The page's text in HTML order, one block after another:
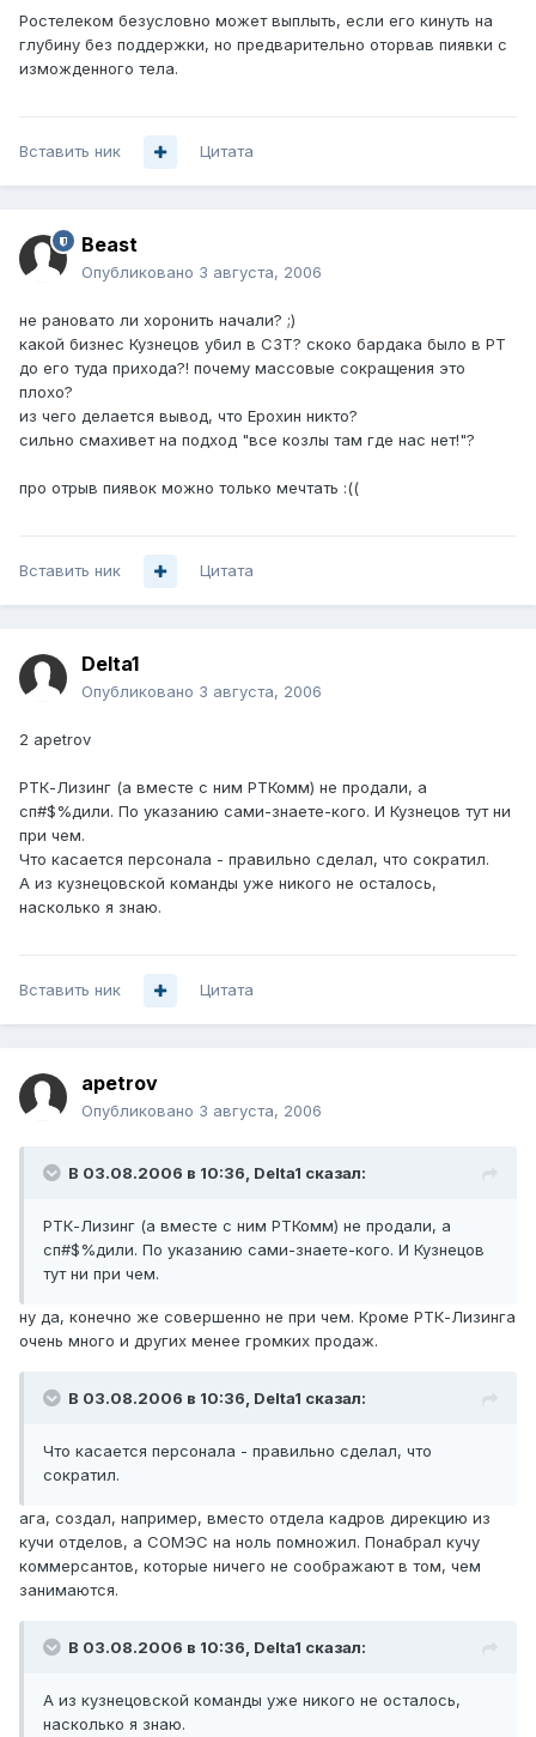
Ростелеком безусловно может выплыть, если его кинуть на
глубину без поддержки, но предварительно оторвав пиявки с
изможденного тела.
Вставить ник Цитата
Beast
Опубликовано 3 августа, 2006
не рановато ли хоронить начали? ;)
какой бизнес Кузнецов убил в СЗТ? скоко бардака было в РТ
до его туда прихода?! почему массовые сокращения это
плохо?
из чего делается вывод, что Ерохин никто?
сильно смахивет на подход "все козлы там где нас нет!"?
про отрыв пиявок можно только мечтать :((
Вставить ник Цитата
Delta1
Опубликовано 3 августа, 2006
2 apetrov
РТК-Лизинг (а вместе с ним РТКомм) не продали, а
сп#$%дили. По указанию сами-знаете-кого. И Кузнецов тут ни
при чем.
Что касается персонала - правильно сделал, что сократил.
А из кузнецовской команды уже никого не осталось,
насколько я знаю.
Вставить ник Цитата
apetrov
Опубликовано 3 августа, 2006
В 03.08.2006 в 10:36, Delta1 сказал:
РТК-Лизинг (а вместе с ним РТКомм) не продали, а
сп#$%дили. По указанию сами-знаете-кого. И Кузнецов
тут ни при чем.
ну да, конечно же совершенно не при чем. Кроме РТК-Лизинга
очень много и других менее громких продаж.
В 03.08.2006 в 10:36, Delta1 сказал:
Что касается персонала - правильно сделал, что
сократил.
ага, создал, например, вместо отдела кадров дирекцию из
кучи отделов, а СОМЭС на ноль помножил. Понабрал кучу
коммерсантов, которые ничего не соображают в том, чем
занимаются.
В 03.08.2006 в 10:36, Delta1 сказал:
А из кузнецовской команды уже никого не осталось,
насколько я знаю.